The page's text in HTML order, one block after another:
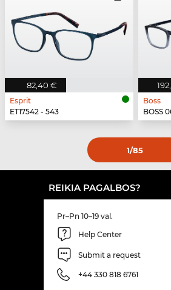
82,40 €
Esprit
ET17542 - 543
Boss
BOSS
1/85
REIKIA PAGALBOS?
Pr–Pn 10–19 val.
Help Center
Submit a request
+44 330 818 6761